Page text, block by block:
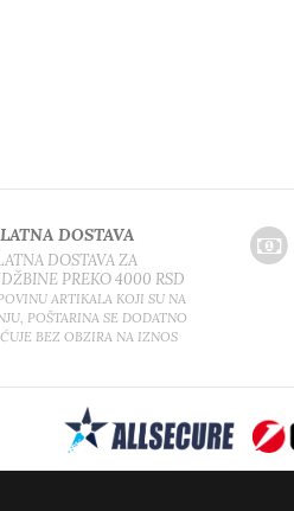
DOSTAVA
DOSTAVA ZA
PREKO 4000 RSD
ARTIKALA KOJI SU NA
POŠTARINA SE DODATNO
BEZ OBZIRA NA IZNOS